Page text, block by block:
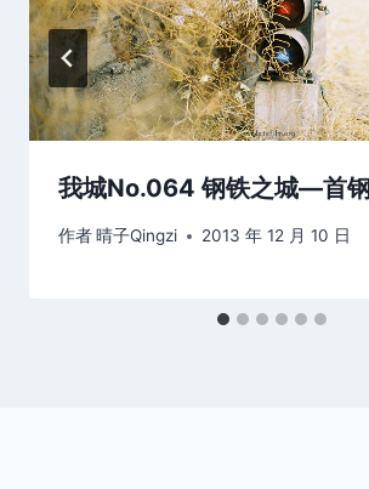
我城No.064 钢铁之城—首钢
作者晴子Qingzi 2013 年 12 月 10 日